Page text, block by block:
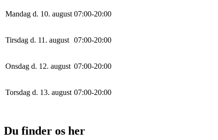
Mandag d. 10. august 07:00-20:00
Tirsdag d. 11. august 07:00-20:00
Onsdag d. 12. august 07:00-20:00
Torsdag d. 13. august 07:00-20:00
Du finder os her